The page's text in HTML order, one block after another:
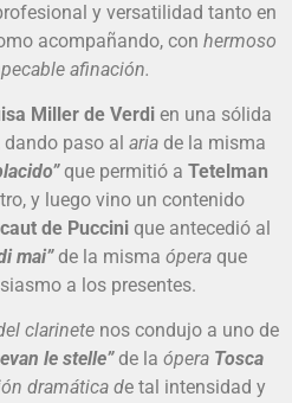
y versatilidad tanto en
acompañando, con hermoso
afinación.
Miller de Verdien una sólida
paso al aria de la misma
que permitió a Tetelman
y luego vino un contenido
de Puccini que antecedió al
mai” de la misma óperaque
a los presentes.
clarinetenos condujo a uno de
le stelle” de la ópera Tosca
dramática de tal intensidad y